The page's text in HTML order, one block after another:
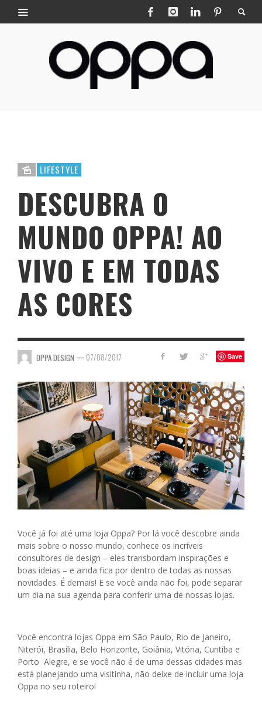
LIFESTYLE
DESCUBRA O
MUNDO OPPA! AO
VIVO E EM TODAS
AS CORES
Save
OPPA DESIGN — 07/08/2017
Você já foi até uma loja Oppa? Por lá você descobre ainda
mais sobre o nosso mundo, conhece os incríveis
consultores de design – eles transbordam inspirações e
boas ideias – e ainda fica por dentro de todas as nossas
novidades. É demais! E se você ainda não foi, pode separar
um dia na sua agenda para conferir uma de nossas lojas.
Você encontra lojas Oppa em São Paulo, Rio de Janeiro,
Niterói, Brasília, Belo Horizonte, Goiânia, Vitória, Curitiba e
Porto Alegre, e se você não é de uma dessas cidades mas
está planejando uma visitinha, não deixe de incluir uma loja
Oppa no seu roteiro!